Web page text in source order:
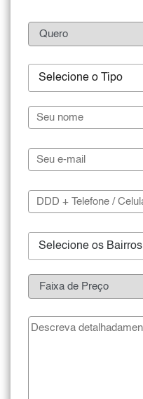
Selecione o Tipo
Selecione os Bairros